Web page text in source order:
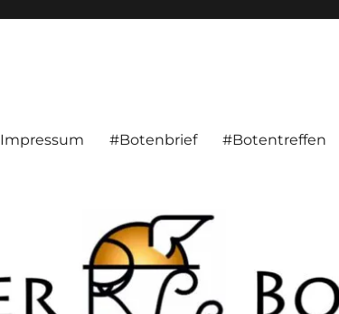
Impressum #Botenbrief #Botentreffen